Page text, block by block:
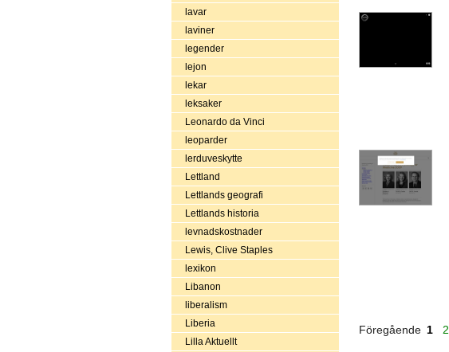
lavar
laviner
legender
lejon
lekar
leksaker
Leonardo da Vinci
leoparder
lerduveskytte
Lettland
Lettlands geografi
Lettlands historia
levnadskostnader
Lewis, Clive Staples
lexikon
Libanon
liberalism
Liberia
Lilla Aktuellt
Föregående 1 2